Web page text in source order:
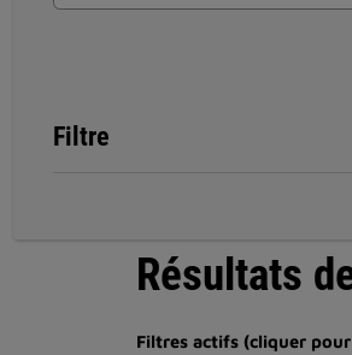
Filtre
Résultats
Filtres actifs (cliquer